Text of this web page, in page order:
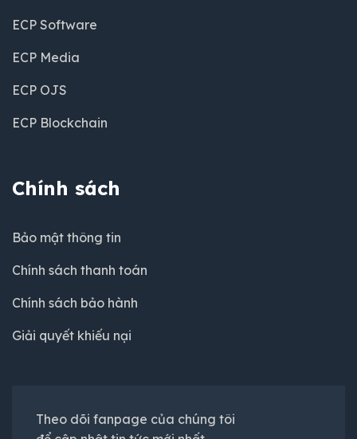
ECP Software
ECP Media
ECP OJS
ECP Blockchain
Chính sách
Bảo mật thông tin
Chính sách thanh toán
Chính sách bảo hành
Giải quyết khiếu nại
Theo dõi fanpage của chúng tôi